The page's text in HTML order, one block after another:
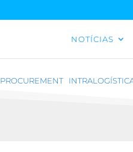
NOTÍCIAS
PROCUREMENT